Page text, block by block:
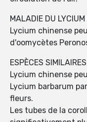
MALADIE DU LYCIUM
Lycium chinense
d'oomycètes
ESPÈCES
Lycium chinense
Lycium barbarum
fleurs.
Les tubes de la